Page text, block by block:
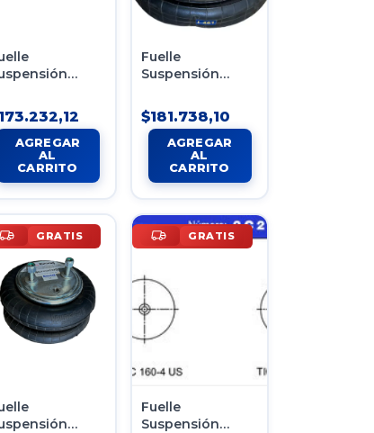
230us
Fuelle
Suspensión
2c20-230.2us
$181.738,10
GRATIS GRATIS
Fuelle
Suspensión